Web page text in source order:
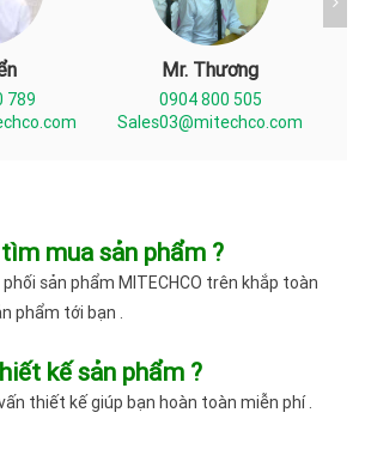
789
Mr. Thương
0904 800 505
Sales03@mitechco.com
mua sản phẩm ?
sản phẩm MITECHCO trên khắp toàn
phẩm tới bạn .
kế sản phẩm ?
thiết kế giúp bạn hoàn toàn miễn phí .